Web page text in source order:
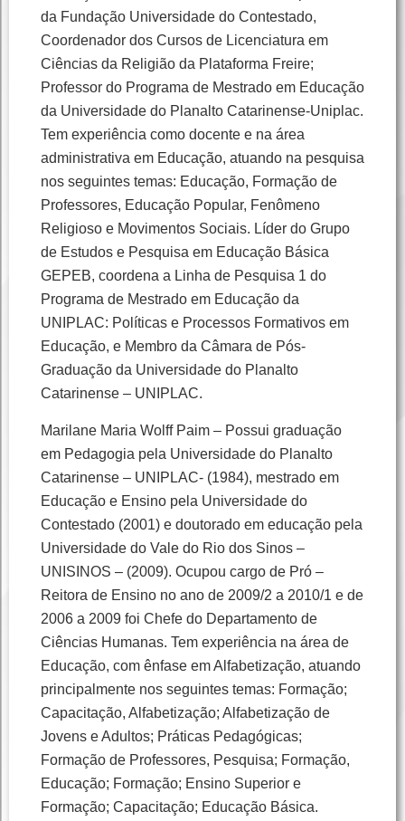
da Fundação Universidade do Contestado,
Coordenador dos Cursos de Licenciatura em
Ciências da Religião da Plataforma Freire;
Professor do Programa de Mestrado em Educação
da Universidade do Planalto Catarinense-Uniplac.
Tem experiência como docente e na área
administrativa em Educação, atuando na pesquisa
nos seguintes temas: Educação, Formação de
Professores, Educação Popular, Fenômeno
Religioso e Movimentos Sociais. Líder do Grupo
de Estudos e Pesquisa em Educação Básica
GEPEB, coordena a Linha de Pesquisa 1 do
Programa de Mestrado em Educação da
UNIPLAC: Políticas e Processos Formativos em
Educação, e Membro da Câmara de Pós-
Graduação da Universidade do Planalto
Catarinense – UNIPLAC.
Marilane Maria Wolff Paim – Possui graduação
em Pedagogia pela Universidade do Planalto
Catarinense – UNIPLAC- (1984), mestrado em
Educação e Ensino pela Universidade do
Contestado (2001) e doutorado em educação pela
Universidade do Vale do Rio dos Sinos –
UNISINOS – (2009). Ocupou cargo de Pró –
Reitora de Ensino no ano de 2009/2 a 2010/1 e de
2006 a 2009 foi Chefe do Departamento de
Ciências Humanas. Tem experiência na área de
Educação, com ênfase em Alfabetização, atuando
principalmente nos seguintes temas: Formação;
Capacitação, Alfabetização; Alfabetização de
Jovens e Adultos; Práticas Pedagógicas;
Formação de Professores, Pesquisa; Formação,
Educação; Formação; Ensino Superior e
Formação; Capacitação; Educação Básica.